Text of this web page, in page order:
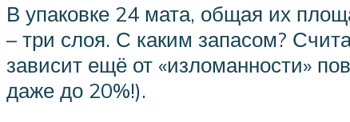
В упаковке 24 мата, общая их
– три слоя. С каким запасом?
зависит ещё от «изломанности»
даже до 20%!).